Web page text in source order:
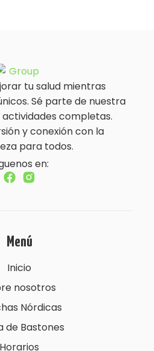
tu salud mientras
Sé parte de nuestra
completas.
y conexión con la
para todos.
en:
Menú
Inicio
nosotros
Nórdicas
de Bastones
Horarios